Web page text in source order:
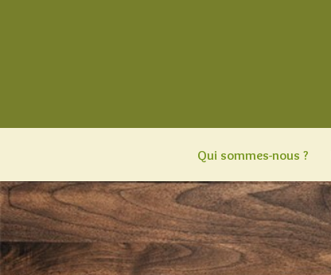
Qui sommes-nous ?